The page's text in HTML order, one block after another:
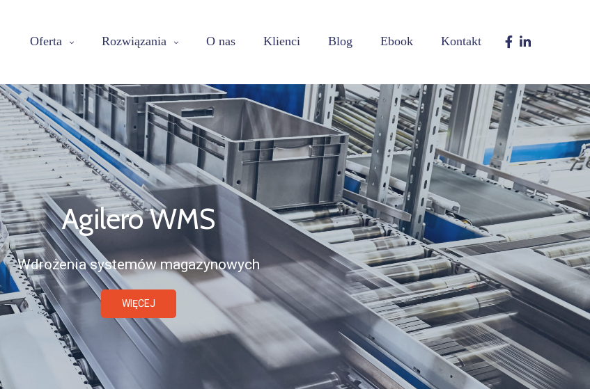
Oferta Rozwiązania O nas Klienci Blog Ebook Kontakt
Agilero WMS
Wdrożenia systemów magazynowych
WIĘCEJ